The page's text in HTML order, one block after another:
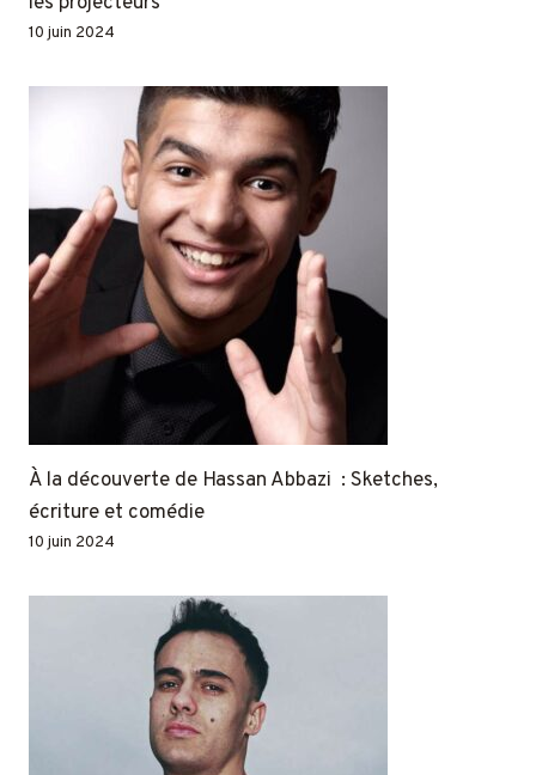
10 juin 2024
À la découverte de Hassan Abbazi : Sketches,
écriture et comédie
10 juin 2024